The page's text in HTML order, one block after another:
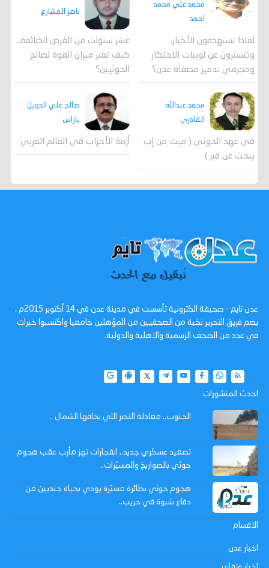
محمد علي محمد
احمد
لماذا تستهدفون الأخيار،
وتتسترون عن لوبيات الاحتكار
ومجرمي تدمير مصفاة عدن؟
ناصر المشارع
عشر سنوات من الفرص الضائعة..
كيف تغير ميزان القوة لصالح
الحوثيين؟
محمد عبدالله
القادري
في عهد الحوثي ( ميت من إب
يبحث عن قبر )
صالح علي الدويل
باراس
أزمة الأحزاب في العالم العربي
عدن تايم - صحيفة الكترونية تأسست في مدينة عدن في 14 أكتوبر 2015م ،
يضم فريق التحرير نخبة من الصحفيين من المؤهلين جامعيا واكتسبوا خبرات
في عدد من الصحف الرسمية والاهلية والدولية.
احدث المنشورات
الجنوب.. معادلة النصر التي يخافها الشمال ..
تصعيد عسكري جديد.. انفجارات تهز مأرب عقب هجوم
حوثي بالصواريخ والمسيّرات..
هجوم حوثي بطائرة مسيّرة يودي بحياة جنديين من
دفاع شبوة في حريب..
الاقسام
اخبار عدن